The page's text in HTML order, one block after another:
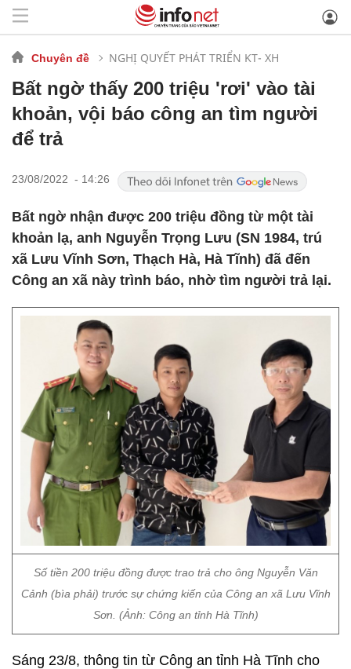
Chuyên đề NGHỊ QUYẾT PHÁT TRIỂN KT- XH
Bất ngờ thấy 200 triệu 'rơi' vào tài
khoản, vội báo công an tìm người
để trả
23/08/2022 - 14:26
Bất ngờ nhận được 200 triệu đồng từ một tài
khoản lạ, anh Nguyễn Trọng Lưu (SN 1984, trú
xã Lưu Vĩnh Sơn, Thạch Hà, Hà Tĩnh) đã đến
Công an xã này trình báo, nhờ tìm người trả lại.
Số tiền 200 triệu đồng được trao trả cho ông Nguyễn Văn
Cảnh (bìa phải) trước sự chứng kiến của Công an xã Lưu Vĩnh
Sơn. (Ảnh: Công an tỉnh Hà Tĩnh)
Sáng 23/8, thông tin từ Công an tỉnh Hà Tĩnh cho